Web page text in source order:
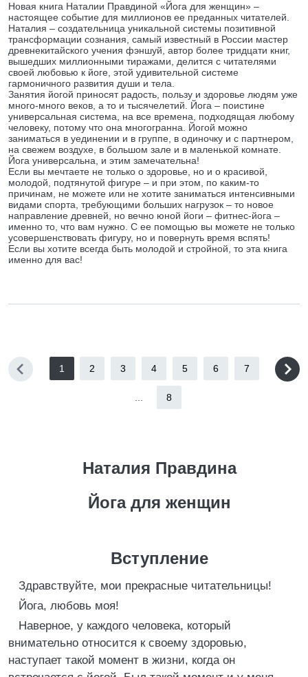
Новая книга Наталии Правдиной «Йога для женщин» –
настоящее событие для миллионов ее преданных читателей.
Наталия – создательница уникальной системы позитивной
трансформации сознания, самый известный в России мастер
древнекитайского учения фэншуй, автор более тридцати книг,
вышедших миллионными тиражами, делится с читателями
своей любовью к йоге, этой удивительной системе
гармоничного развития души и тела.
Занятия йогой приносят радость, пользу и здоровье людям уже
много-много веков, а то и тысячелетий. Йога – поистине
универсальная система, на все времена, подходящая любому
человеку, потому что она многогранна. Йогой можно
заниматься в уединении и в группе, в одиночку и с партнером,
на свежем воздухе, в большом зале и в маленькой комнате.
Йога универсальна, и этим замечательна!
Если вы мечтаете не только о здоровье, но и о красивой,
молодой, подтянутой фигуре – и при этом, по каким-то
причинам, не можете или не хотите заниматься интенсивными
видами спорта, требующими больших нагрузок – то новое
направление древней, но вечно юной йоги – фитнес-йога –
именно то, что вам нужно. С ее помощью вы можете не только
усовершенствовать фигуру, но и повернуть время вспять!
Если вы хотите всегда быть молодой и стройной, то эта книга
именно для вас!
1 2 3 4 5 6 7
8
Наталия Правдина
Йога для женщин
Вступление
Здравствуйте, мои прекрасные читательницы!
Йога, любовь моя!
Наверное, у каждого человека, который
внимательно относится к своему здоровью,
наступает такой момент в жизни, когда он